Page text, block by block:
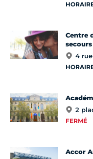
Centre
4
2
FERMÉ
Accor